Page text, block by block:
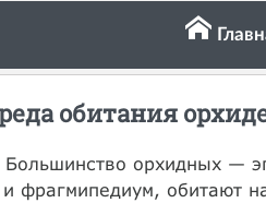
обитания
Большинство орхидных —
фрагмипедиум, обитают